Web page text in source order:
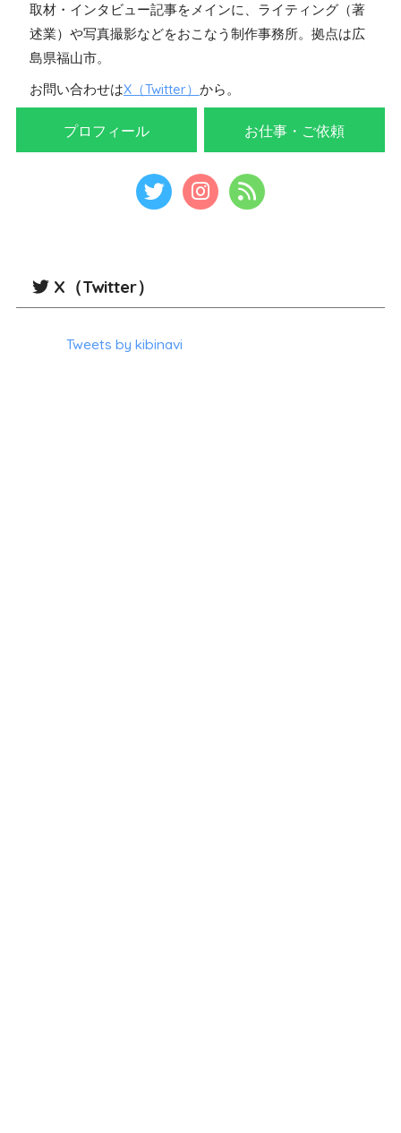
取材・インタビュー記事をメインに、ライティング（著
述業）や写真撮影などをおこなう制作事務所。拠点は広
島県福山市。
お問い合わせはX（Twitter） から。
プロフィール お仕事・ご依頼
X（Twitter）
Tweets by kibinavi